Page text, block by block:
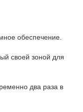
обеспечение.
своей зоной для
два раза в